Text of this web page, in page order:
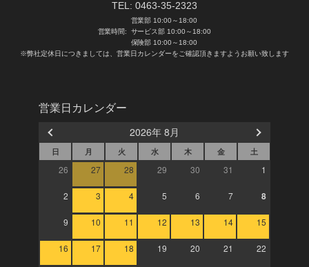
TEL:0463-35-2323
営業時間:
営業部 10:00～18:00
サービス部 10:00～18:00
保険部 10:00～18:00
※弊社定休日につきましては、営業日カレンダーをご確認頂きますようお願い致します
営業日カレンダー
2026年 8月
日 月 火 水 木 金 土
26 27 28 29 30 31 1
2 3 4 5 6 7 8
9 10 11 12 13 14 15
16 17 18 19 20 21 22